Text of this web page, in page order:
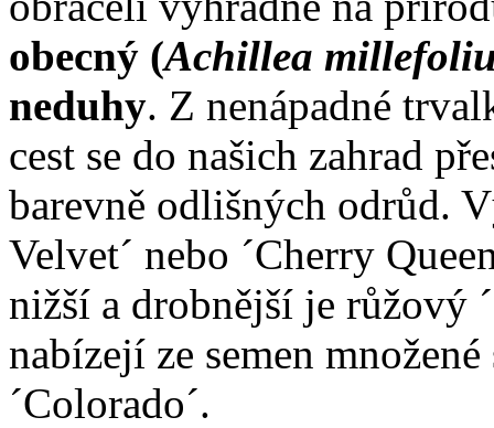
obecný (Achillea
neduhy. Z nenápadné
cest se do našich zahrad
barevně odlišných odrůd.
Velvet´ nebo ´Cherry
nižší a drobnější je růžový
nabízejí ze semen
´Colorado´.